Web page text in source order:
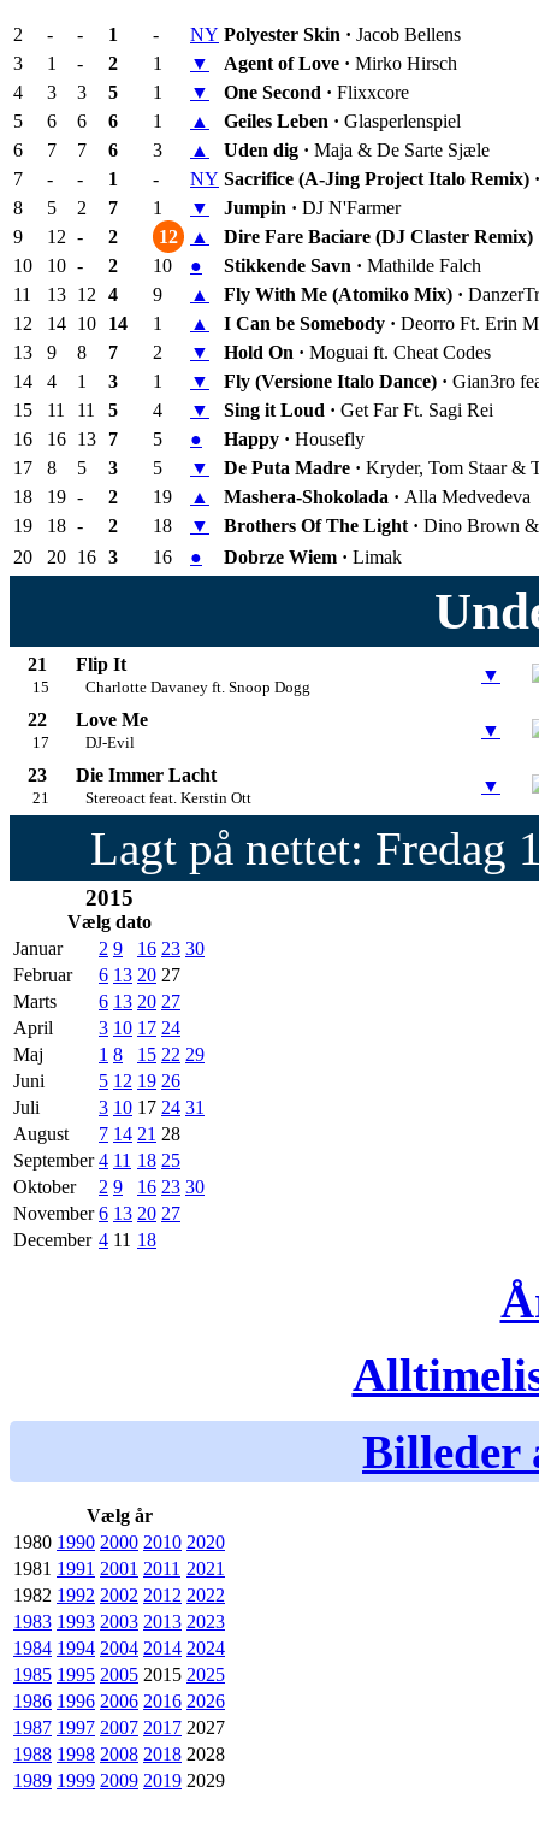
2 - - 1 - NY Polyester Skin · Jacob Bellens
3
1 - 2 1 ▼ Agent of Love · Mirko Hirsch
4
3 3 5 1 ▼ One Second · Flixxcore
5
6 6 6 1 ▲ Geiles Leben · Glasperlenspiel
6
7 7 6 3 ▲ Uden dig · Maja & De Sarte Sjæle
7
- - 1 - NY Sacrifice (A-Jing Project Italo Remix)
8
5 2 7 1 ▼ Jumpin · DJ N'Farmer
9
12 - 2 12 ▲
Dire Fare Baciare (DJ Claster Remix)
10
10 - 2 10 ● Stikkende Savn · Mathilde Falch
11
13 12 4 9 ▲ Fly With Me (Atomiko Mix) ·
12
14 10 14 1 ▲ I Can be Somebody · Deorro Ft. Erin
13
9 8 7 2 ▼ Hold On · Moguai ft. Cheat Codes
14
4 1 3 1 ▼ Fly (Versione Italo Dance) · Gian3ro
15
11 11 5 4 ▼ Sing it Loud · Get Far Ft. Sagi Rei
16
16 13 7 5 ● Happy · Housefly
17
8 5 3 5 ▼ De Puta Madre · Kryder, Tom Staar &
18
19 - 2 19 ▲ Mashera-Shokolada · Alla Medvedeva
19
18 - 2 18 ▼ Brothers Of The Light · Dino Brown
20
20 16 3 16 ● Dobrze Wiem · Limak
21
15
Flip It
Charlotte Davaney ft. Snoop Dogg
▼
22
17
Love Me
DJ-Evil
▼
23
21
Die Immer Lacht
Stereoact feat. Kerstin Ott
▼
Lagt på nettet: Fredag
2015
Vælg dato
Januar
2 9 16 23 30
Februar
6 13 20 27
Marts
6 13 20 27
April
3 10 17 24
Maj
1 8 15 22 29
Juni
5 12 19 26
Juli
3 10 17 24 31
August
7 14 21 28
September 4 11 18 25
Oktober
2 9 16 23 30
November 6 13 20 27
December 4 11 18
Billeder
Vælg år
1980 1990 2000 2010 2020
1981 1991 2001 2011 2021
1982 1992 2002 2012 2022
1983 1993 2003 2013 2023
1984 1994 2004 2014 2024
1985 1995 2005 2015 2025
1986 1996 2006 2016 2026
1987 1997 2007 2017 2027
1988 1998 2008 2018 2028
1989 1999 2009 2019 2029